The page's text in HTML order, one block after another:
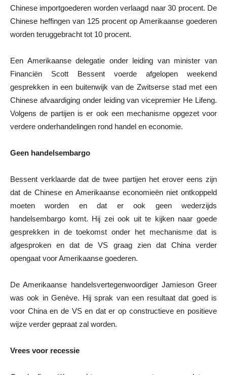
Chinese importgoederen worden verlaagd naar 30 procent. De
Chinese heffingen van 125 procent op Amerikaanse goederen
worden teruggebracht tot 10 procent.
Een Amerikaanse delegatie onder leiding van minister van
Financiën Scott Bessent voerde afgelopen weekend
gesprekken in een buitenwijk van de Zwitserse stad met een
Chinese afvaardiging onder leiding van vicepremier He Lifeng.
Volgens de partijen is er ook een mechanisme opgezet voor
verdere onderhandelingen rond handel en economie.
Geen handelsembargo
Bessent verklaarde dat de twee partijen het erover eens zijn
dat de Chinese en Amerikaanse economieën niet ontkoppeld
moeten worden en dat er ook geen wederzijds
handelsembargo komt. Hij zei ook uit te kijken naar goede
gesprekken in de toekomst onder het mechanisme dat is
afgesproken en dat de VS graag zien dat China verder
opengaat voor Amerikaanse goederen.
De Amerikaanse handelsvertegenwoordiger Jamieson Greer
was ook in Genève. Hij sprak van een resultaat dat goed is
voor China en de VS en dat er op constructieve en positieve
wijze verder gepraat zal worden.
Vrees voor recessie